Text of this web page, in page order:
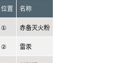
位置 名称
① 赤备灭火粉
② 雷汞